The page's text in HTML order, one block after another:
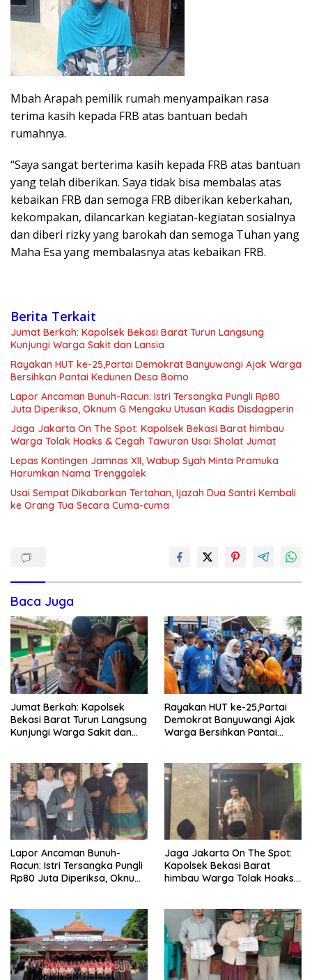
Mbah Arapah pemilik rumah menyampaikan rasa
terima kasih kepada FRB atas bantuan bedah
rumahnya.
“Saya sangat berterima kasih kepada FRB atas bantuan
yang telah diberikan. Saya tidak bisa membalas atas
kebaikan FRB dan semoga FRB diberikan keberkahan,
kekompakan, dilancarkan kegiatan-kegiatan sosialnya
dan diberi rizky yang barokah dan semoga Tuhan yang
Maha Esa yang membalasnya atas kebaikan FRB.
Berita Terkait
Jumat Berkah: Kapolsek Bekasi Barat Turun Langsung
Kunjungi Warga Sakit dan Lansia
Rayakan HUT ke-25,Partai Demokrat Banyuwangi Ajak Warga
Bersihkan Pantai Kedunen Desa Bomo
Lapor Ancaman Bunuh-Racun: Istri Tersangka Pungli Rp80
Juta Diperiksa, Oknum G Mengaku Utusan Kadis Disdagperin
Jaga Jakarta On The Spot: Kapolsek Bekasi Barat himbau
Warga Tolak Hoaks & Cegah Tawuran Usai Sholat Jumat
Lepas Kontingen Jamnas XII, Wabup Syah Minta Pramuka
Harumkan Nama Trenggalek
Usai Sempat Dikabarkan Tertahan, Ijazah Dua Santri Kembali
ke Orang Tua Secara Cuma-cuma
Baca Juga
Jumat Berkah: Kapolsek
Bekasi Barat Turun Langsung
Kunjungi Warga Sakit dan
Rayakan HUT ke-25,Partai
Demokrat Banyuwangi Ajak
Warga Bersihkan Pantai
Lapor Ancaman Bunuh-
Racun: Istri Tersangka Pungli
Rp80 Juta Diperiksa, Oknum
Jaga Jakarta On The Spot:
Kapolsek Bekasi Barat
himbau Warga Tolak Hoaks